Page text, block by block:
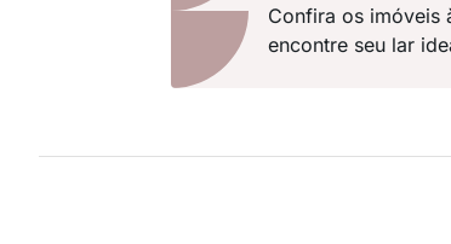
Confira os imóveis
encontre seu lar